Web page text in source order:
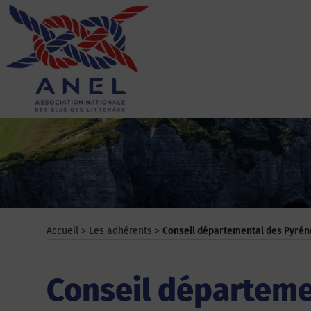
Aller
contenu
ANEL
Accueil > Les adhérents > Conseil départemental des
Conseil